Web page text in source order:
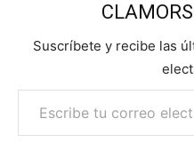
Suscríbete y recibe las
Escribe tu correo electrónico…